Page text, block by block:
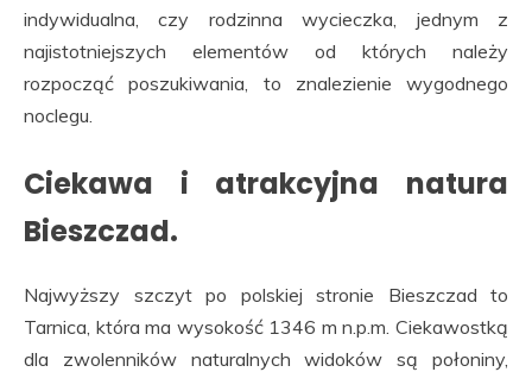
indywidualna, czy rodzinna wycieczka, jednym z
najistotniejszych elementów od których należy
rozpocząć poszukiwania, to znalezienie wygodnego
noclegu.
Ciekawa i atrakcyjna natura
Bieszczad.
Najwyższy szczyt po polskiej stronie Bieszczad to
Tarnica, która ma wysokość 1346 m n.p.m. Ciekawostką
dla zwolenników naturalnych widoków są połoniny,